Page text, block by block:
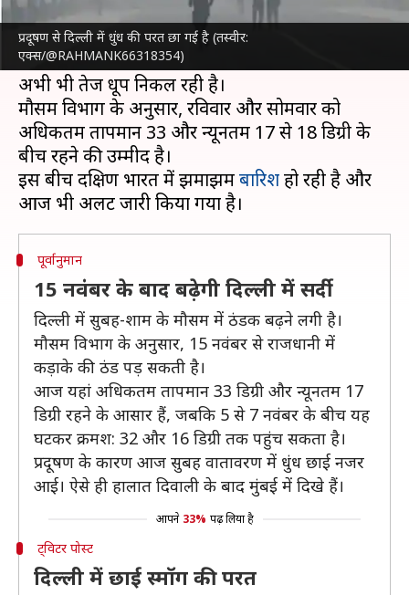
प्रदूषण से दिल्ली में धुंध की परत छा गई है (तस्वीर:
एक्स/@RAHMANK66318354)
दिवाली के बाद से
सहित उत्तरी भारत के कई
राज्यों में मौसम में बदलाव दिख रहा है। सुबह और शाम
को हल्की ठंडक का अहसास होने लगा है, लेकिन दिन में
अभी भी तेज धूप निकल रही है।
मौसम विभाग के अनुसार, रविवार और सोमवार को
अधिकतम तापमान 33 और न्यूनतम 17 से 18 डिग्री के
बीच रहने की उम्मीद है।
इस बीच दक्षिण भारत में झमाझमबारिशहो रही है और
पूर्वानुमान
15 नवंबर के बाद बढ़ेगी दिल्ली में सर्दी
दिल्ली में सुबह-शाम के मौसम में ठंडक बढ़ने लगी है।
मौसम विभाग के अनुसार, 15 नवंबर से राजधानी में
कड़ाके की ठंड पड़ सकती है।
आज यहां अधिकतम तापमान 33 डिग्री और न्यूनतम 17
डिग्री रहने के आसार हैं, जबकि 5 से 7 नवंबर के बीच यह
घटकर क्रमश: 32 और 16 डिग्री तक पहुंच सकता है।
प्रदूषण के कारण आज सुबह वातावरण में धुंध छाई नजर
आई। ऐसे ही हालात दिवाली के बाद मुंबई में दिखे हैं।
आपने 33% पढ़ लिया है
ट्विटर पोस्ट
दिल्ली में छाई स्मॉग की परत